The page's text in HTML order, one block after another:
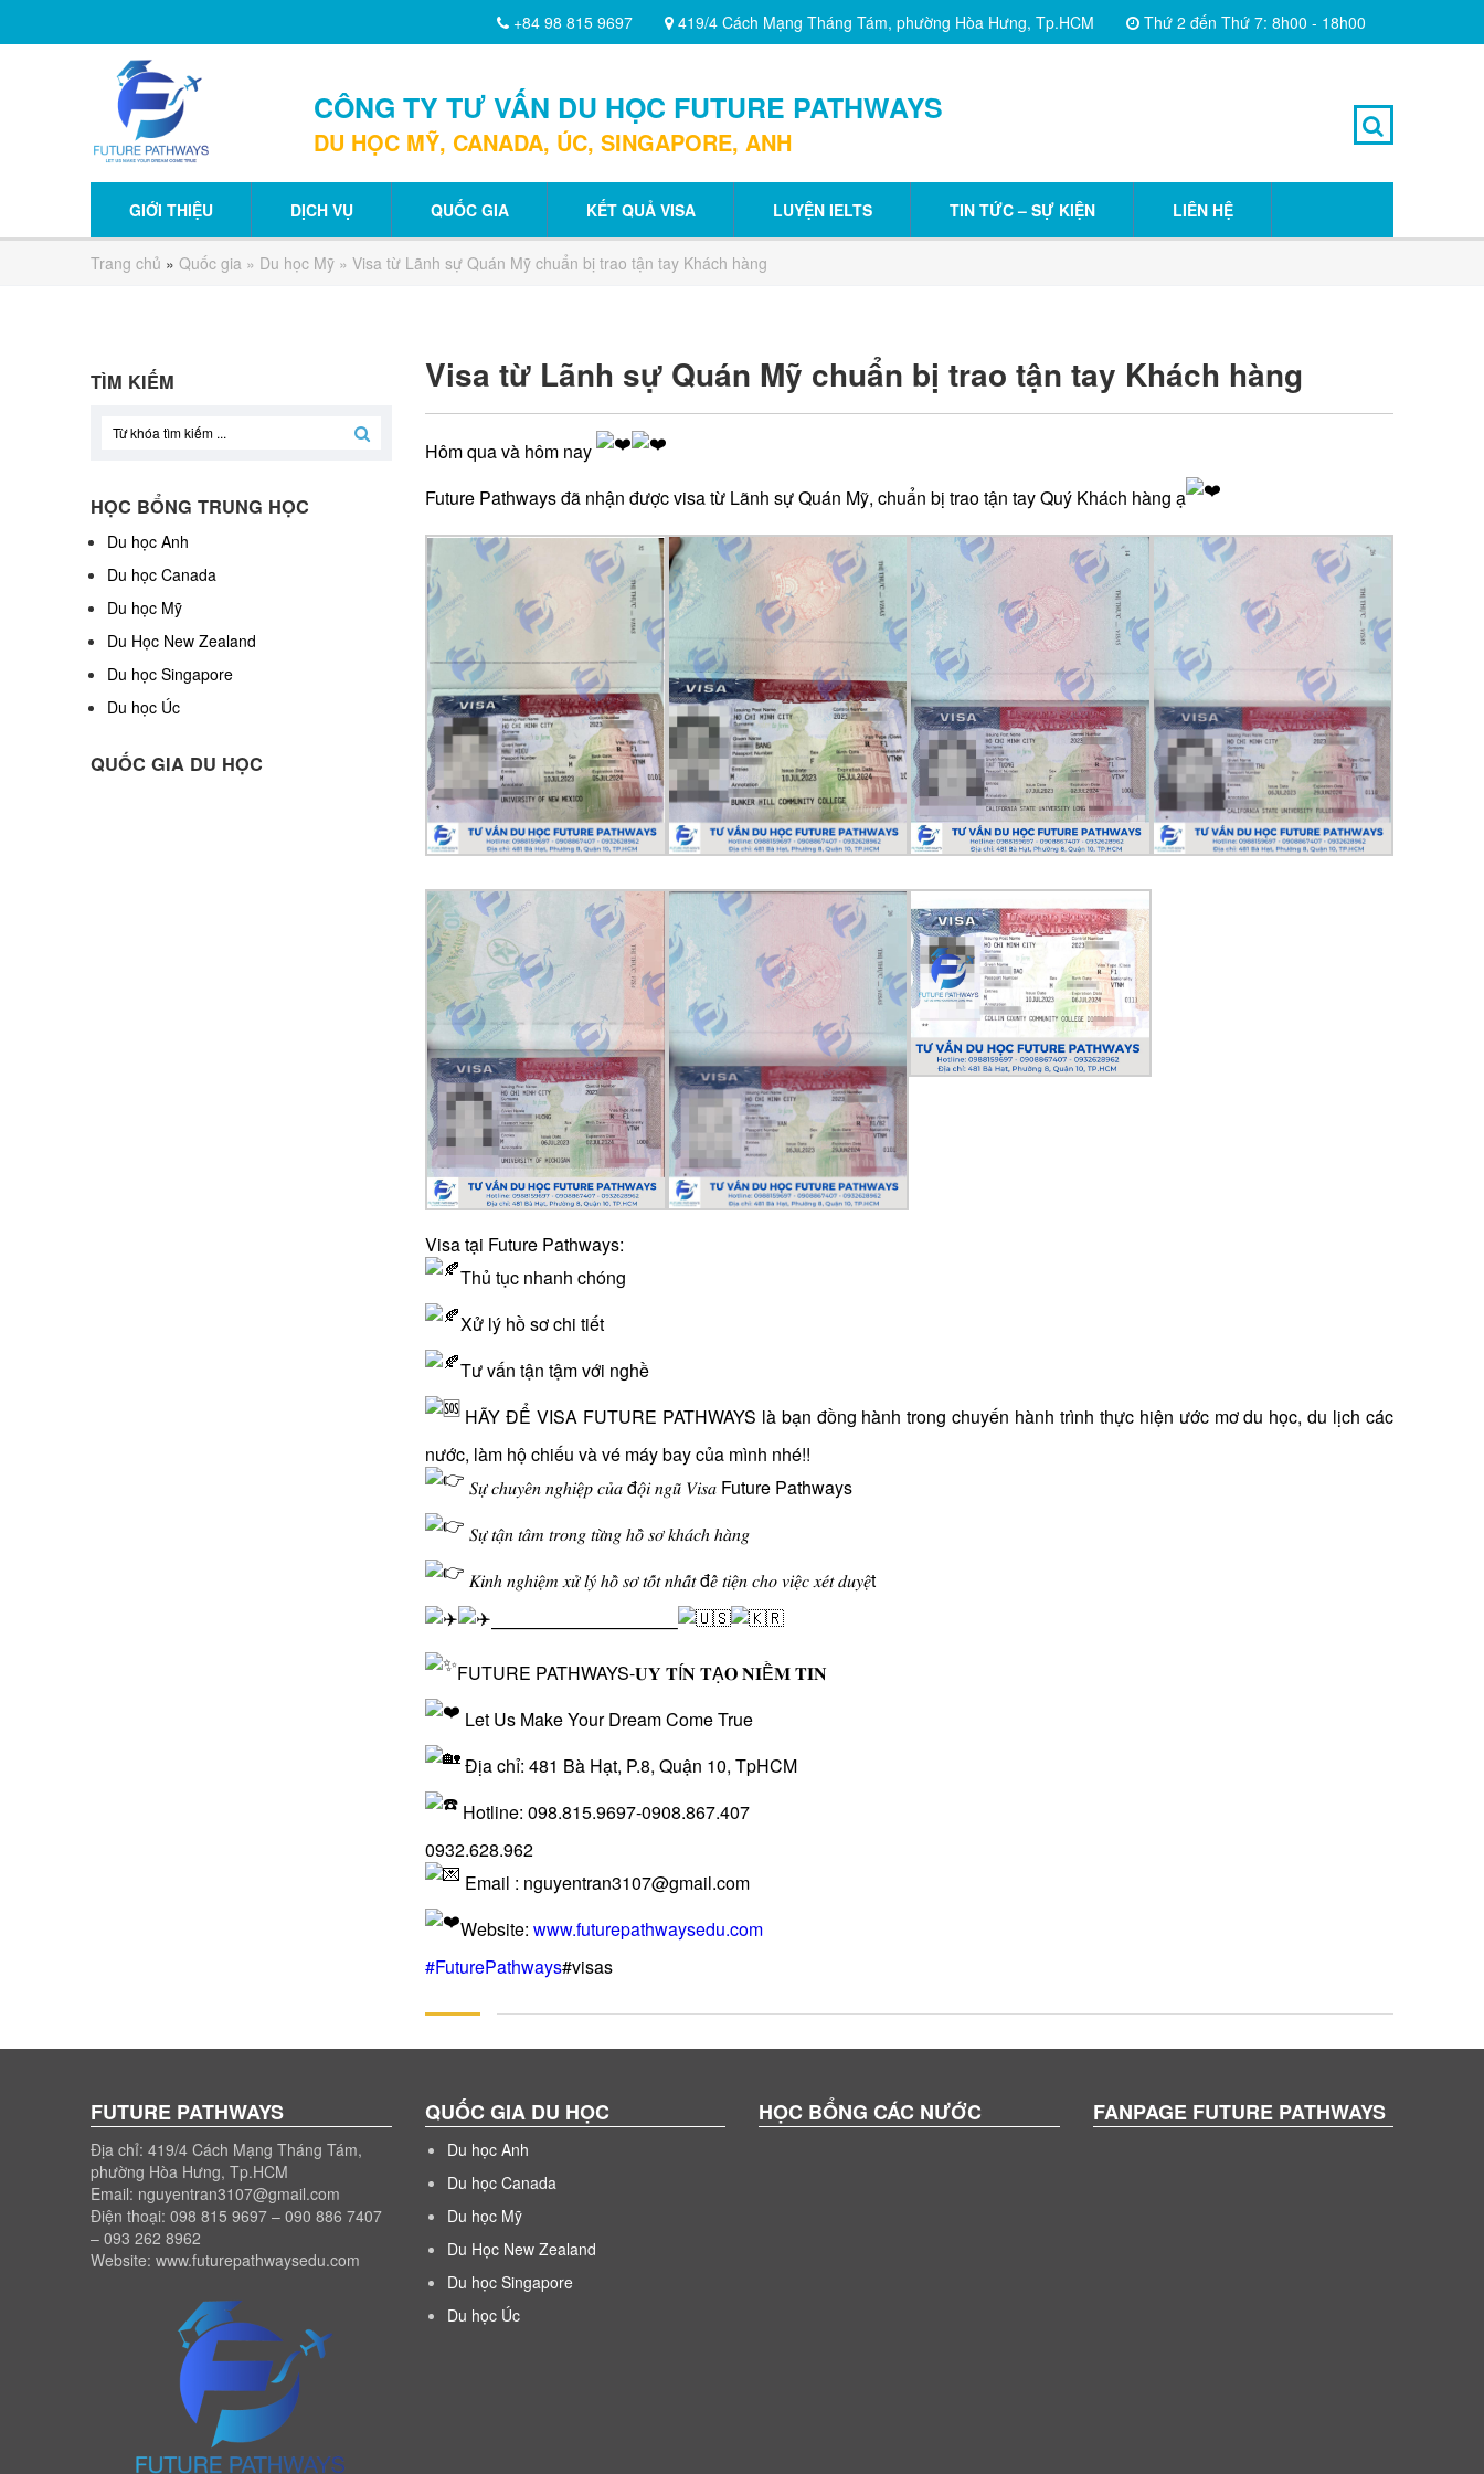
+84 98 815 9697 419/4 Cách Mạng Tháng Tám, phường Hòa Hưng, Tp.HCM Thứ 2 đến Thứ 7: 8h00 - 18h00
CÔNG TY TƯ VẤN DU HỌC FUTURE PATHWAYS
DU HỌC MỸ, CANADA, ÚC, SINGAPORE, ANH
GIỚI THIỆU DỊCH VỤ QUỐC GIA KẾT QUẢ VISA LUYỆN IELTS TIN TỨC – SỰ KIỆN LIÊN HỆ
Trang chủ » Quốc gia » Du học Mỹ » Visa từ Lãnh sự Quán Mỹ chuẩn bị trao tận tay Khách hàng
Visa từ Lãnh sự Quán Mỹ chuẩn bị trao tận tay Khách hàng
Hôm qua và hôm nay
Future Pathways đã nhận được visa từ Lãnh sự Quán Mỹ, chuẩn bị trao tận tay Quý Khách hàng ạ
Visa tại Future Pathways:
Thủ tục nhanh chóng
Xử lý hồ sơ chi tiết
Tư vấn tận tậm với nghề
HÃY ĐỂ VISA FUTURE PATHWAYS là bạn đồng hành trong chuyến hành trình thực hiện ước mơ du học, du lịch các
nước, làm hộ chiếu và vé máy bay của mình nhé!!
𝑆𝑢̛̣ 𝑐ℎ𝑢𝑦𝑒̂𝑛 𝑛𝑔ℎ𝑖𝑒̣̂𝑝 𝑐𝑢̉𝑎 đ𝑜̣̂𝑖 𝑛𝑔𝑢̃ 𝑉𝑖𝑠𝑎 Future Pathways
𝑆𝑢̛̣ 𝑡𝑎̣̂𝑛 𝑡𝑎̂𝑚 𝑡𝑟𝑜𝑛𝑔 𝑡𝑢̛̀𝑛𝑔 ℎ𝑜̂̀ 𝑠𝑜̛ 𝑘ℎ𝑎́𝑐ℎ ℎ𝑎̀𝑛𝑔
𝐾𝑖𝑛ℎ 𝑛𝑔ℎ𝑖𝑒̣̂𝑚 𝑥𝑢̛̉ 𝑙𝑦́ ℎ𝑜̂̀ 𝑠𝑜̛ 𝑡𝑜̂́𝑡 𝑛ℎ𝑎̂́𝑡 đ𝑒̂̉ 𝑡𝑖𝑒̣̂𝑛 𝑐ℎ𝑜 𝑣𝑖𝑒̣̂𝑐 𝑥𝑒́𝑡 𝑑𝑢𝑦𝑒̣̂t
——————————–
FUTURE PATHWAYS-𝐔𝐘 𝐓Í𝐍 𝐓Ạ𝐎 𝐍𝐈Ề𝐌 𝐓𝐈𝐍
Let Us Make Your Dream Come True
Địa chỉ: 481 Bà Hạt, P.8, Quận 10, TpHCM
Hotline: 098.815.9697-0908.867.407
0932.628.962
Email : nguyentran3107@gmail.com
Website: www.futurepathwaysedu.com
#FuturePathways#visas
TÌM KIẾM
HỌC BỔNG TRUNG HỌC
Du học Anh
Du học Canada
Du học Mỹ
Du Học New Zealand
Du học Singapore
Du học Úc
QUỐC GIA DU HỌC
FUTURE PATHWAYS
Địa chỉ: 419/4 Cách Mạng Tháng Tám,
phường Hòa Hưng, Tp.HCM
Email: nguyentran3107@gmail.com
Điện thoại: 098 815 9697 – 090 886 7407
– 093 262 8962
Website: www.futurepathwaysedu.com
QUỐC GIA DU HỌC
Du học Anh
Du học Canada
Du học Mỹ
Du Học New Zealand
Du học Singapore
Du học Úc
HỌC BỔNG CÁC NƯỚC FANPAGE FUTURE PATHWAYS